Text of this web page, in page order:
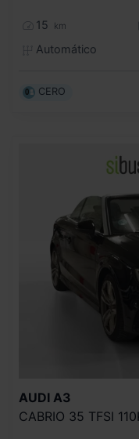
15 km
Automático
CERO
AUDI A3